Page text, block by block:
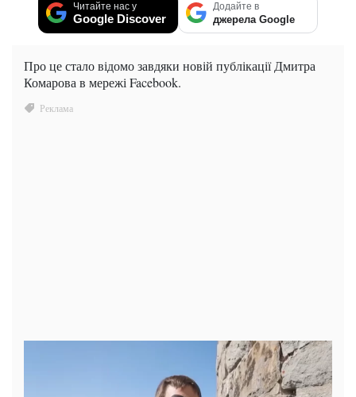
Читайте нас у
Google Discover
Додайте в
джерела Google
Про це стало відомо завдяки новій публікації Дмитра
Комарова в мережі Facebook.